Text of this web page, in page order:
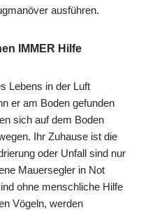
ausführen.
IMMER Hilfe
Lebens in der Luft
er am Boden gefunden
sich auf dem Boden
Ihr Zuhause ist die
oder Unfall sind nur
Mauersegler in Not
ohne menschliche Hilfe
Vögeln, werden